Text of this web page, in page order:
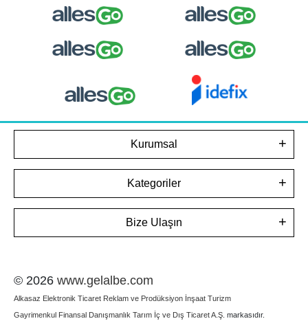
Kurumsal
Kategoriler
Bize Ulaşın
© 2026 www.gelalbe.com
Alkasaz Elektronik Ticaret Reklam ve Prodüksiyon İnşaat Turizm
Gayrimenkul Finansal Danışmanlık Tarım İç ve Dış Ticaret A.Ş. markasıdır.